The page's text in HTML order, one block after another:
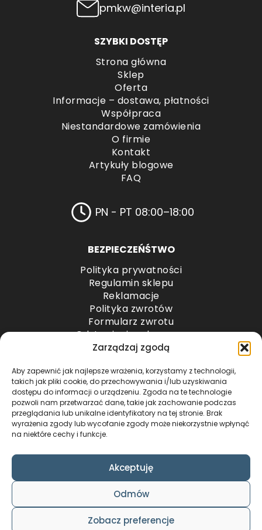
Zarządzaj zgodą
Aby zapewnić jak najlepsze wrażenia, korzystamy z technologii,
takich jak pliki cookie, do przechowywania i/lub uzyskiwania
dostępu do informacji o urządzeniu. Zgoda na te technologie
pozwoli nam przetwarzać dane, takie jak zachowanie podczas
przeglądania lub unikalne identyfikatory na tej stronie. Brak
wyrażenia zgody lub wycofanie zgody może niekorzystnie wpłynąć
na niektóre cechy i funkcje.
Akceptuję
Odmów
Zobacz preferencje
pmkw@interia.pl
SZYBKI DOSTĘP
Strona główna
Sklep
Oferta
Informacje – dostawa, płatności
Współpraca
Niestandardowe zamówienia
O firmie
Kontakt
Artykuły blogowe
FAQ
PN - PT 08:00–18:00
BEZPIECZEŃŚTWO
Polityka prywatności
Regulamin sklepu
Reklamacje
Polityka zwrotów
Formularz zwrotu
Odstąpienie od umowy
Odstąpienie od umowy – przesyłki paletowe
METODY PŁATNOŚCI
COPYRIGHT © 2024 by ADWENTO ŁUKASZ
WIECZOREK / ALL RIGHTS RESERVED
DESIGN & CODE BY
FOXSTUDIO